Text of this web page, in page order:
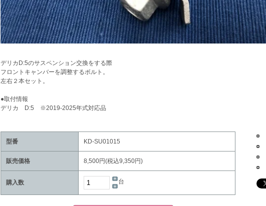
デリカD:5のサスペンション交換をする際
フロントキャンバーを調整するボルト。
左右２本セット。
●取付情報
デリカ D:5 ※2019-2025年式対応品
型番 KD-SU01015
販売価格 8,500円(税込9,350円)
購入数 台